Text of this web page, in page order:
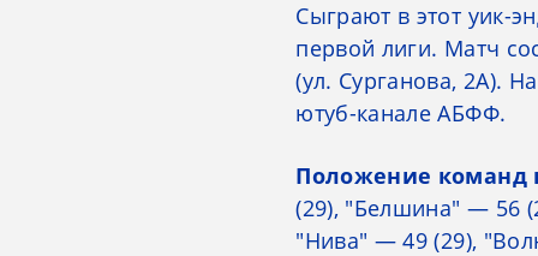
Сыграют в этот уик-
первой лиги. Матч
(ул. Сурганова, 2А).
ютуб-канале АБФФ.
Положение команд
(29), "Белшина" — 56
"Нива" — 49 (29),